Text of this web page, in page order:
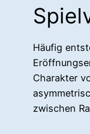
Häufig
Charakter
zwischen